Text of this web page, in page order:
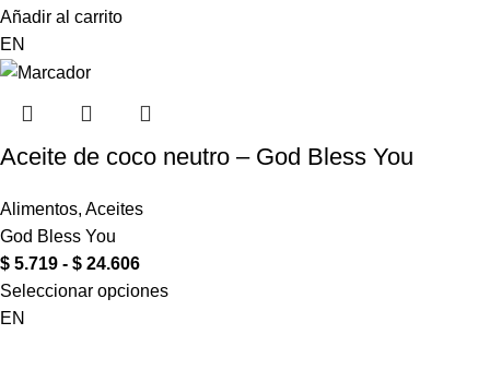
Añadir al carrito
EN
Aceite de coco neutro – God Bless You
Alimentos, Aceites
God Bless You
$ 5.719 - $ 24.606
Seleccionar opciones
EN